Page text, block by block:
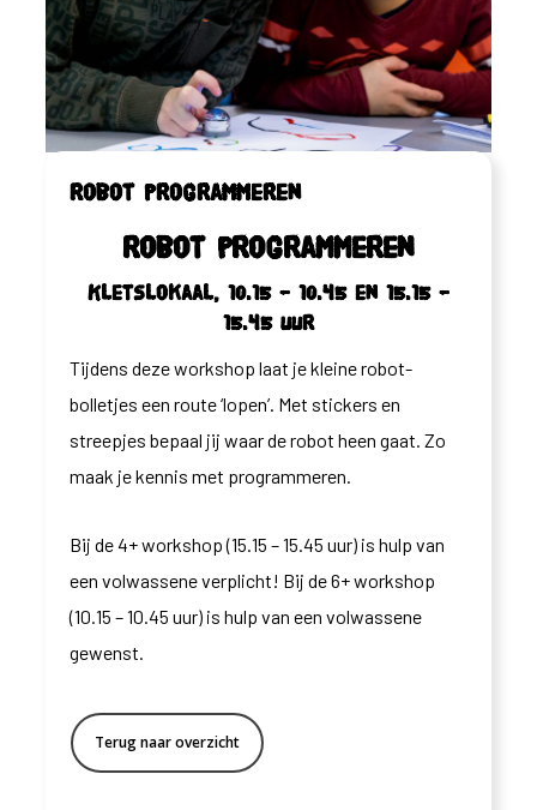
Robot programmeren
Robot programmeren
Kletslokaal, 10.15 – 10.45 en 15.15 –
15.45 uur
Tijdens deze workshop laat je kleine robot-
bolletjes een route ‘lopen’. Met stickers en
streepjes bepaal jij waar de robot heen gaat. Zo
maak je kennis met programmeren.
Bij de 4+ workshop (15.15 – 15.45 uur) is hulp van
een volwassene verplicht! Bij de 6+ workshop
(10.15 – 10.45 uur) is hulp van een volwassene
gewenst.
Terug naar overzicht